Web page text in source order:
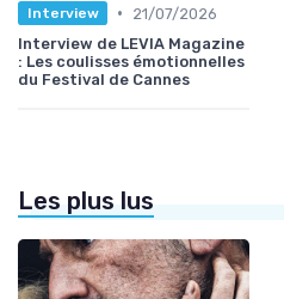
Interview •
21/07/2026
Interview de LEVIA Magazine
: Les coulisses émotionnelles
du Festival de Cannes
Les plus lus